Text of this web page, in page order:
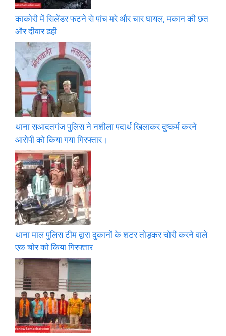
काकोरी में सिलेंडर फटने से पांच मरे और चार घायल, मकान की छत
और दीवार ढही
थाना सआदतगंज पुलिस ने नशीला पदार्थ खिलाकर दुष्कर्म करने
आरोपी को किया गया गिरफ्तार।
थाना माल पुलिस टीम द्वारा दुकानों के शटर तोड़कर चोरी करने वाले
एक चोर को किया गिरफ्तार